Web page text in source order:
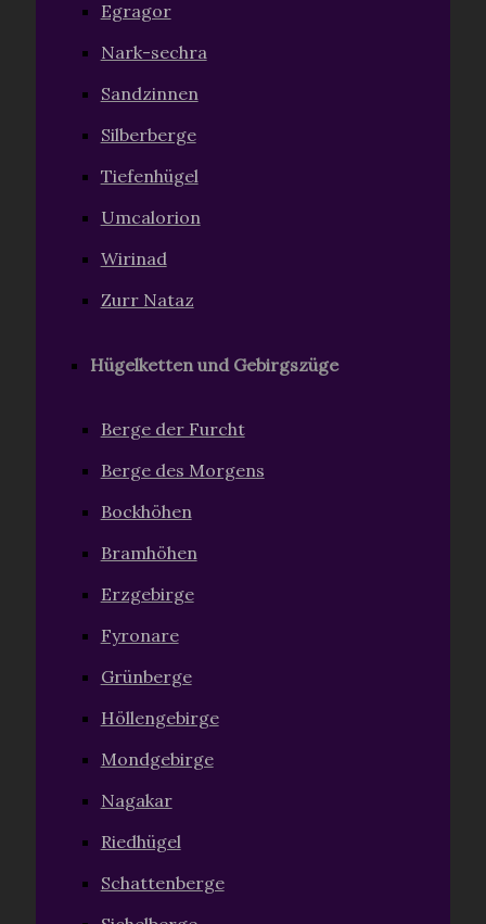
Egragor
Nark-sechra
Sandzinnen
Silberberge
Tiefenhügel
Umcalorion
Wirinad
Zurr Nataz
Hügelketten und Gebirgszüge
Berge der Furcht
Berge des Morgens
Bockhöhen
Bramhöhen
Erzgebirge
Fyronare
Grünberge
Höllengebirge
Mondgebirge
Nagakar
Riedhügel
Schattenberge